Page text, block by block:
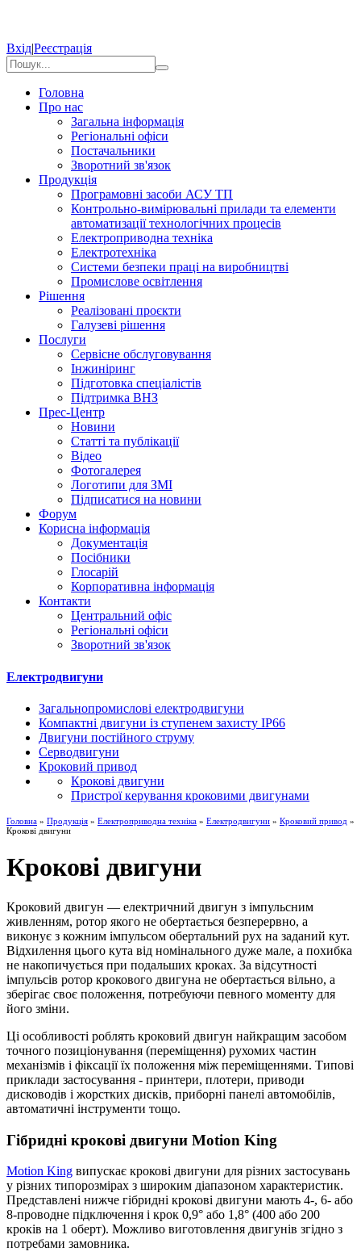
Вхід|Реєстрація
Головна
Про нас
Загальна інформація
Регіональні офіси
Постачальники
Зворотний зв'язок
Продукція
Програмовні засоби АСУ ТП
Контрольно-вимірювальні прилади та елементи
автоматизації технологічних процесів
Електроприводна техніка
Електротехніка
Системи безпеки праці на виробництві
Промислове освітлення
Рішення
Реалізовані проєкти
Галузеві рішення
Послуги
Сервісне обслуговування
Інжиніринг
Підготовка спеціалістів
Підтримка ВНЗ
Прес-Центр
Новини
Статті та публікації
Відео
Фотогалерея
Логотипи для ЗМІ
Підписатися на новини
Форум
Корисна інформація
Документація
Посібники
Глосарій
Корпоративна інформація
Контакти
Центральний офіс
Регіональні офіси
Зворотний зв'язок
Електродвигуни
Загальнопромислові електродвигуни
Компактні двигуни із ступенем захисту IP66
Двигуни постійного струму
Серводвигуни
Кроковий привод
Крокові двигуни
Пристрої керування кроковими двигунами
Головна » Продукція » Електроприводна техніка » Електродвигуни » Кроковий привод »
Крокові двигуни
Крокові двигуни
Кроковий двигун — електричний двигун з імпульсним
живленням, ротор якого не обертається безперервно, а
виконує з кожним імпульсом обертальний рух на заданий кут.
Відхилення цього кута від номінального дуже мале, а похибка
не накопичується при подальших кроках. За відсутності
імпульсів ротор крокового двигуна не обертається вільно, а
зберігає своє положення, потребуючи певного моменту для
його зміни.
Ці особливості роблять кроковий двигун найкращим засобом
точного позиціонування (переміщення) рухомих частин
механізмів і фіксації їх положення між переміщеннями. Типові
приклади застосування - принтери, плотери, приводи
дисководів і жорстких дисків, приборні панелі автомобілів,
автоматичні інструменти тощо.
Гібридні крокові двигуни Motion King
Motion King випускає крокові двигуни для різних застосувань
у різних типорозмірах з широким діапазоном характеристик.
Представлені нижче гібридні крокові двигуни мають 4-, 6- або
8-проводне підключення і крок 0,9° або 1,8° (400 або 200
кроків на 1 оберт). Можливо виготовлення двигунів згідно з
потребами замовника.